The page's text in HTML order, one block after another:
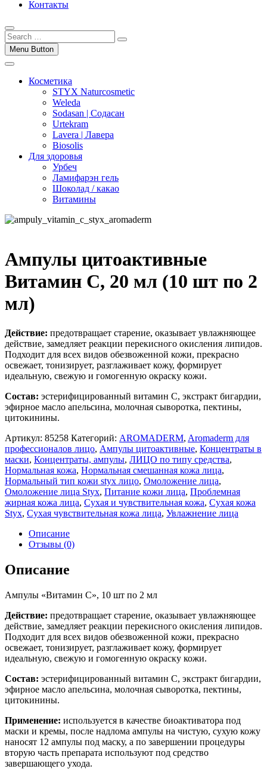
Контакты
Menu Button
Косметика
STYX Naturcosmetic
Weleda
Sodasan | Содасан
Urtekram
Lavera | Лавера
Biosolis
Для здоровья
Урбеч
Ламифарэн гель
Шоколад / какао
Витамины
Ампулы цитоактивные
Витамин С, 20 мл (10 шт по 2
мл)
Действие: предотвращает старение, оказывает увлажняющее
действие, замедляет реакции перекисного окисления липидов.
Подходит для всех видов обезвоженной кожи, прекрасно
освежает, тонизирует, разглаживает кожу, формирует
идеальную, свежую и гомогенную окраску кожи.
Состав: эстерифицированный витамин С, экстракт бигардии,
эфирное масло апельсина, молочная сыворотка, пектины,
цитокинины.
Артикул: 85258 Категорий: AROMADERM, Aromaderm для
профессионалов лицо, Ампулы цитоактивные, Концентраты в
маски, Концентраты, ампулы, ЛИЦО по типу средства,
Нормальная кожа, Нормальная смешанная кожа лица,
Нормальный тип кожи styx лицо, Омоложение лица,
Омоложение лица Styx, Питание кожи лица, Проблемная
жирная кожа лица, Сухая и чувствительная кожа, Сухая кожа
Styx, Сухая чувствительная кожа лица, Увлажнение лица
Описание
Отзывы (0)
Описание
Ампулы «Витамин C», 10 шт по 2 мл
Действие: предотвращает старение, оказывает увлажняющее
действие, замедляет реакции перекисного окисления липидов.
Подходит для всех видов обезвоженной кожи, прекрасно
освежает, тонизирует, разглаживает кожу, формирует
идеальную, свежую и гомогенную окраску кожи.
Состав: эстерифицированный витамин С, экстракт бигардии,
эфирное масло апельсина, молочная сыворотка, пектины,
цитокинины.
Применение: используется в качестве биоактиватора под
маски и кремы, после надлома ампулы на чистую, сухую кожу
наносят 12 ампулы под маску, а по завершении процедуры
вторую часть препарата используют под средство
завершающего ухода.